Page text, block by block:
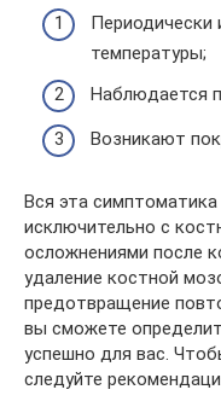
температуры;
Наблюдается
Возникают
Вся эта
исключительно с
осложнениями после
удаление костной
предотвращение
вы сможете
успешно для вас.
следуйте